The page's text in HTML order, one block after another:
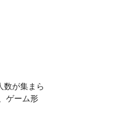
数が集まら
ゲーム形